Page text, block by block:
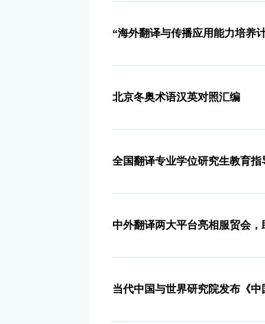
“海外翻译与传播应用能力培养
北京冬奥术语汉英对照汇编
全国翻译专业学位研究生教育
中外翻译两大平台亮相服贸会
当代中国与世界研究院发布《